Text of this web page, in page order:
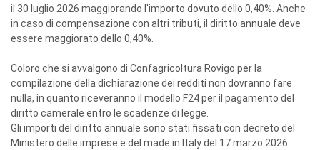
il 30 luglio 2026 maggiorando l'importo dovuto dello 0,40%. Anche
in caso di compensazione con altri tributi, il diritto annuale deve
essere maggiorato dello 0,40%.
Coloro che si avvalgono di Confagricoltura Rovigo per la
compilazione della dichiarazione dei redditi non dovranno fare
nulla, in quanto riceveranno il modello F24 per il pagamento del
diritto camerale entro le scadenze di legge.
Gli importi del diritto annuale sono stati fissati con decreto del
Ministero delle imprese e del made in Italy del 17 marzo 2026.